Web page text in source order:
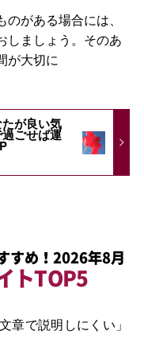
がある場合には、
しましょう。そのあ
が大切に
が良い気
ごせば運
すめ！2026年8月
トTOP5
章で説明しにくい」